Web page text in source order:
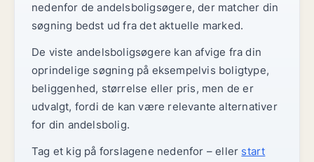
nedenfor de andelsboligsøgere, der matcher din
søgning bedst ud fra det aktuelle marked.
De viste andelsboligsøgere kan afvige fra din
oprindelige søgning på eksempelvis boligtype,
beliggenhed, størrelse eller pris, men de er
udvalgt, fordi de kan være relevante alternativer
for din andelsbolig.
Tag et kig på forslagene nedenfor – eller start